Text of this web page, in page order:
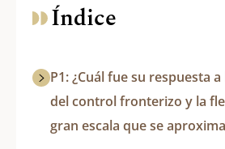
Índice
P1: ¿Cuál fue su respuesta
del control fronterizo y la
gran escala que se